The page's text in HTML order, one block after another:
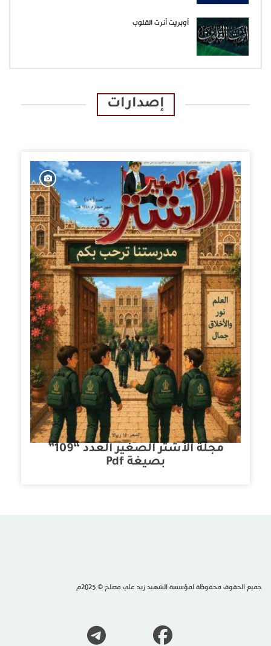
أوبريت أنرت القلوب
إصدارات
مجلة الأشتر الصغير العدد “109”
بصيغة Pdf
جميع الحقوق محفوظة لمؤسسة الشهيد زيد علي مصلح © 2025م